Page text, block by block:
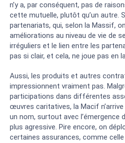
n’y a, par conséquent, pas de
cette mutuelle, plutôt qu’un autre.
partenariats, qui, selon la Massif,
améliorations au niveau de vie de
irréguliers et le lien entre les
pas si clair, et cela, ne joue pas en
Aussi, les produits et autres
impressionnent vraiment pas.
participations dans différentes
œuvres caritatives, la Macif
un nom, surtout avec l’émergence
plus agressive. Pire encore, on
certaines assurances, comme